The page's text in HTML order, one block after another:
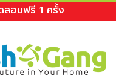
สอบฟรี 1 ครั้ง